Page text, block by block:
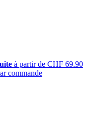
à partir de CHF 69.90
commande